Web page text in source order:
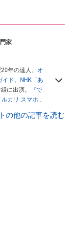
家
年の達人。 オ
イド。
NHK「あ
に出演。
『で
カリ スマホで
） ほか著書多
の他の記事を読む